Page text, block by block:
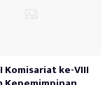
Komisariat ke-VIII